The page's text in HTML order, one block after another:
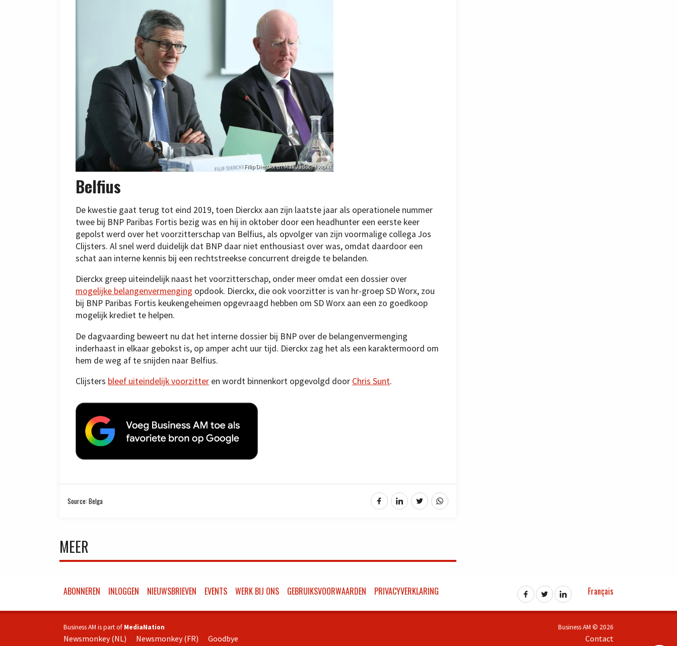
Filip Dierckx en Max Jadot – Isopix
Belfius
De kwestie gaat terug tot eind 2019, toen Dierckx aan zijn laatste jaar als operationele nummer
twee bij BNP Paribas Fortis ­bezig was en hij in oktober door een headhunter een eerste keer
gepolst werd over het voorzitterschap van Belfius, als opvolger van zijn voormalige collega Jos
Clijsters. Al snel werd duidelijk dat BNP daar niet enthousiast over was, omdat daardoor een
schat aan interne kennis bij een rechtstreekse concurrent dreigde te belanden.
Dierckx greep uiteindelijk naast het voorzitterschap, onder meer omdat een dossier over
mogelijke belangenvermenging opdook. Dierckx, die ook voorzitter is van hr-groep SD Worx, zou
bij BNP Paribas Fortis keukengeheimen opgevraagd hebben om SD Worx aan een zo goedkoop
mogelijk krediet te helpen.
De dagvaarding beweert nu dat het interne dossier bij BNP over de belangenvermenging
inderhaast in elkaar gebokst is, op amper acht uur tijd. Dierckx zag het als een karaktermoord om
hem de weg af te snijden naar Belfius.
Clijsters bleef uiteindelijk voorzitter en wordt binnenkort opgevolgd door Chris Sunt.
Source: Belga
MEER
ABONNEREN INLOGGEN NIEUWSBRIEVEN EVENTS WERK BIJ ONS GEBRUIKSVOORWAARDEN PRIVACYVERKLARING Français
Business AM is part of MediaNation
Newsmonkey (NL) Newsmonkey (FR) Goodbye
Business AM © 2026
Contact